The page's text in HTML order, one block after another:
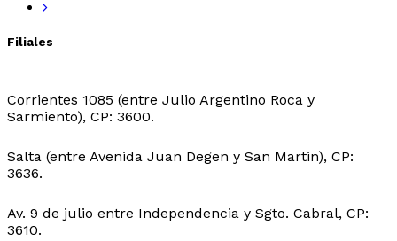
Filiales
Corrientes 1085 (entre Julio Argentino Roca y
Sarmiento), CP: 3600.
Salta (entre Avenida Juan Degen y San Martin), CP:
3636.
Av. 9 de julio entre Independencia y Sgto. Cabral, CP:
3610.